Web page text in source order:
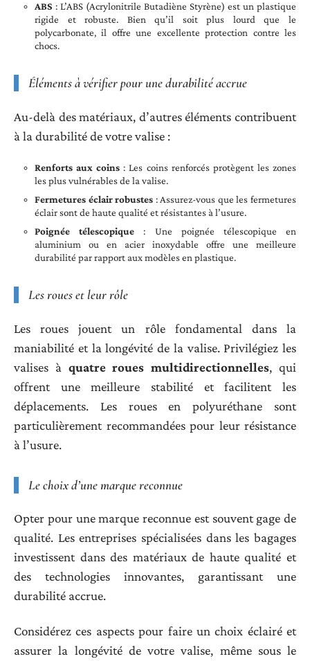
ABS : L’ABS (Acrylonitrile Butadiène Styrène) est un plastique
rigide et robuste. Bien qu’il soit plus lourd que le
polycarbonate, il offre une excellente protection contre les
chocs.
Éléments à vérifier pour une durabilité accrue
Au-delà des matériaux, d’autres éléments contribuent
à la durabilité de votre valise :
Renforts aux coins : Les coins renforcés protègent les zones
les plus vulnérables de la valise.
Fermetures éclair robustes : Assurez-vous que les fermetures
éclair sont de haute qualité et résistantes à l’usure.
Poignée télescopique : Une poignée télescopique en
aluminium ou en acier inoxydable offre une meilleure
durabilité par rapport aux modèles en plastique.
Les roues et leur rôle
Les roues jouent un rôle fondamental dans la
maniabilité et la longévité de la valise. Privilégiez les
valises à quatre roues multidirectionnelles, qui
offrent une meilleure stabilité et facilitent les
déplacements. Les roues en polyuréthane sont
particulièrement recommandées pour leur résistance
à l’usure.
Le choix d’une marque reconnue
Opter pour une marque reconnue est souvent gage de
qualité. Les entreprises spécialisées dans les bagages
investissent dans des matériaux de haute qualité et
des technologies innovantes, garantissant une
durabilité accrue.
Considérez ces aspects pour faire un choix éclairé et
assurer la longévité de votre valise, même sous le